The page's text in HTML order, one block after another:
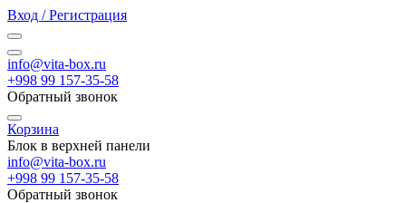
Вход / Регистрация
info@vita-box.ru
+998 99 157-35-58
Обратный звонок
Корзина
Блок в верхней панели
info@vita-box.ru
+998 99 157-35-58
Обратный звонок